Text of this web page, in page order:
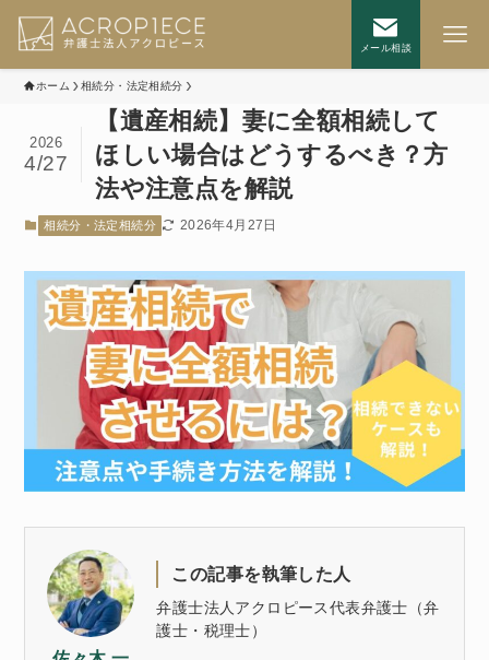
メール相談
ホーム 相続分・法定相続分
【遺産相続】妻に全額相続して
ほしい場合はどうするべき？方
法や注意点を解説
2026
4/27
相続分・法定相続分 2026年4月27日
この記事を執筆した人
弁護士法人アクロピース代表弁護士（弁
護士・税理士）